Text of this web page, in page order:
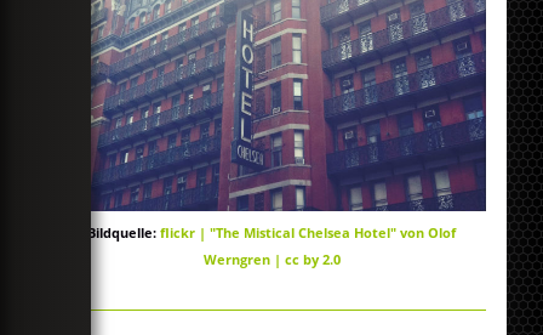
Bildquelle: flickr | "The Mistical Chelsea Hotel" von Olof
Werngren | cc by 2.0